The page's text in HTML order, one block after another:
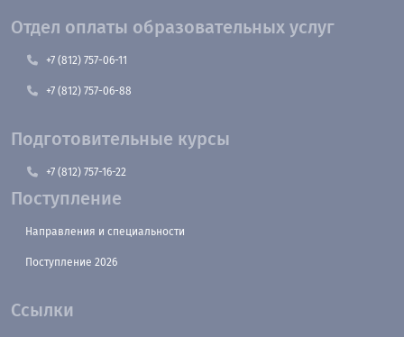
Отдел оплаты образовательных услуг
+7 (812) 757-06-11
+7 (812) 757-06-88
Подготовительные курсы
+7 (812) 757-16-22
Поступление
Направления и специальности
Поступление 2026
Ссылки